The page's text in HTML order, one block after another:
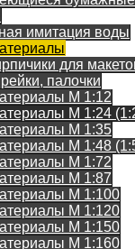
имитация воды
для
палочки
M 1:12
M 1:24
M 1:35
M 1:48
M 1:72
M 1:87
M 1:100
M 1:120
M 1:150
M 1:160